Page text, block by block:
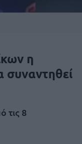
η
τις 8